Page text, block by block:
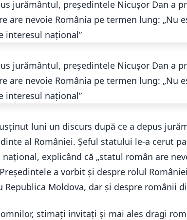
luni un discurs după ce a depus
al României. Șeful statului le-a cerut
explicând că „statul român are
a vorbit și despre rolul
Republica Moldova, dar și despre românii
stimați invitați și mai ales dragi